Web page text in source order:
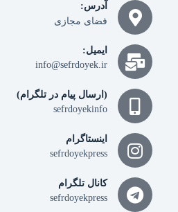
آدرس:
فضای مجازی
ایمیل:
info@sefrdoyek.ir
(ارسال پیام در تلگرام)
sefrdoyekinfo
اینستاگرام
sefrdoyekpress
کانال تلگرام
sefrdoyekpress